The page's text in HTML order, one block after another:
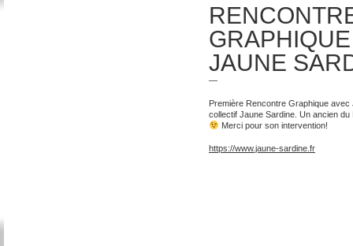
JAUNE
—
Première Rencontre Graphique avec
collectif Jaune Sardine. Un ancien du
Merci pour son intervention!
https://www.jaune-sardine.fr